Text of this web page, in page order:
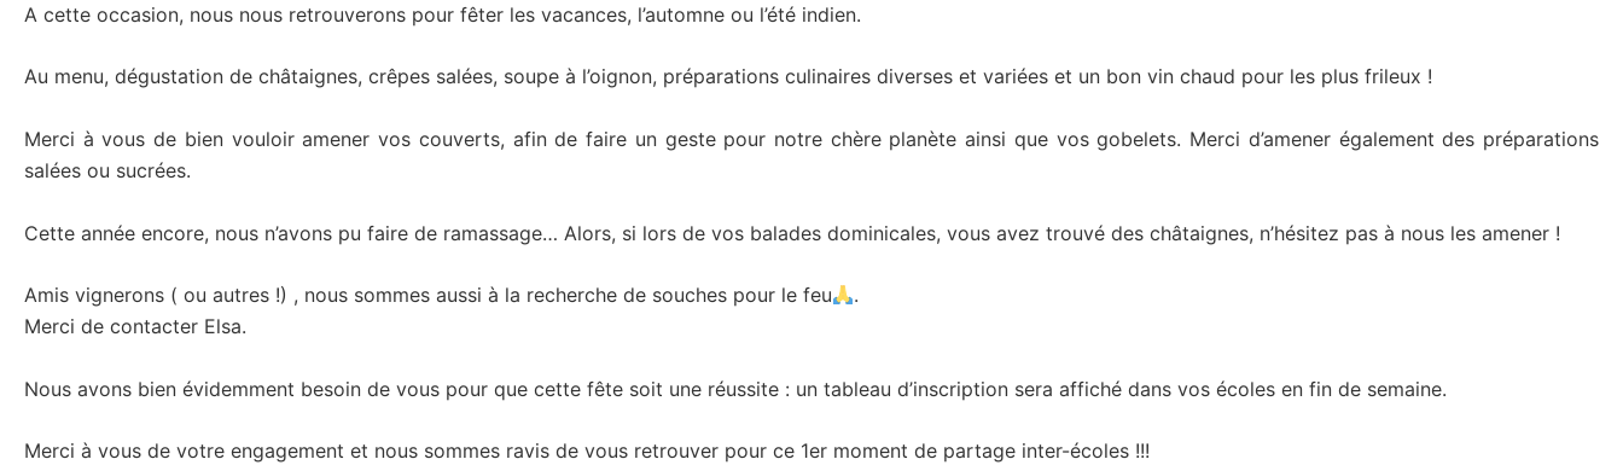
A cette occasion, nous nous retrouverons pour fêter les vacances, l’automne ou l’été indien.
Au menu, dégustation de châtaignes, crêpes salées, soupe à l’oignon, préparations culinaires diverses et variées et un bon vin chaud pour les plus frileux !
Merci à vous de bien vouloir amener vos couverts, afin de faire un geste pour notre chère planète ainsi que vos gobelets. Merci d’amener également des préparations
salées ou sucrées.
Cette année encore, nous n’avons pu faire de ramassage… Alors, si lors de vos balades dominicales, vous avez trouvé des châtaignes, n’hésitez pas à nous les amener !
Amis vignerons ( ou autres !) , nous sommes aussi à la recherche de souches pour le feu
.
Merci de contacter Elsa.
Nous avons bien évidemment besoin de vous pour que cette fête soit une réussite : un tableau d’inscription sera affiché dans vos écoles en fin de semaine.
Merci à vous de votre engagement et nous sommes ravis de vous retrouver pour ce 1er moment de partage inter-écoles !!!